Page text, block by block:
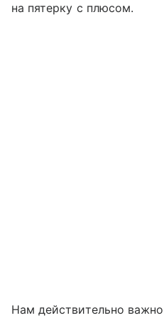
на пятерку с плюсом.
Нам действительно важно